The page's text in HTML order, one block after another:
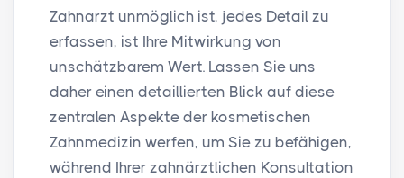
Zahnarzt unmöglich ist, jedes Detail zu
erfassen, ist Ihre Mitwirkung von
unschätzbarem Wert. Lassen Sie uns
daher einen detaillierten Blick auf diese
zentralen Aspekte der kosmetischen
Zahnmedizin werfen, um Sie zu befähigen,
während Ihrer zahnärztlichen Konsultation